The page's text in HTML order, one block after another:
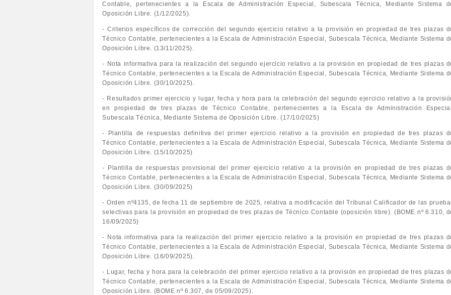
Contable, pertenecientes a la Escala de Administración Especial, Subescala Técnica, Mediante Sistema
Oposición Libre. (1/12/2025).
- Criterios específicos de corrección del segundo ejercicio relativo a la provisión en propiedad de tres plazas
Técnico Contable, pertenecientes a la Escala de Administración Especial, Subescala Técnica, Mediante Sistema
Oposición Libre. (13/11/2025).
- Nota informativa para la realización del segundo ejercicio relativo a la provisión en propiedad de tres plazas
Técnico Contable, pertenecientes a la Escala de Administración Especial, Subescala Técnica, Mediante Sistema
Oposición Libre. (30/10/2025).
- Resultados primer ejercicio y lugar, fecha y hora para la celebración del segundo ejercicio relativo a la
en propiedad de tres plazas de Técnico Contable, pertenecientes a la Escala de Administración
Subescala Técnica, Mediante Sistema de Oposición Libre. (17/10/2025)
- Plantilla de respuestas definitiva del primer ejercicio relativo a la provisión en propiedad de tres plazas
Técnico Contable, pertenecientes a la Escala de Administración Especial, Subescala Técnica, Mediante Sistema
Oposición Libre. (15/10/2025)
- Plantilla de respuestas provisional del primer ejercicio relativo a la provisión en propiedad de tres plazas
Técnico Contable, pertenecientes a la Escala de Administración Especial, Subescala Técnica, Mediante Sistema
Oposición Libre. (30/09/2025)
- Orden nº4135, de fecha 11 de septiembre de 2025, relativa a modificación del Tribunal Calificador de las
selectivas para la provisión en propiedad de tres plazas de Técnico Contable (oposición libre). (BOME nº 6.310,
16/09/2025)
- Nota informativa para la realización del primer ejercicio relativo a la provisión en propiedad de tres plazas
Técnico Contable, pertenecientes a la Escala de Administración Especial, Subescala Técnica, Mediante Sistema
Oposición Libre. (16/09/2025).
- Lugar, fecha y hora para la celebración del primer ejercicio relativo a la provisión en propiedad de tres plazas
Técnico Contable, pertenecientes a la Escala de Administración Especial, Subescala Técnica, Mediante Sistema
Oposición Libre. (BOME nº 6.307, de 05/09/2025).